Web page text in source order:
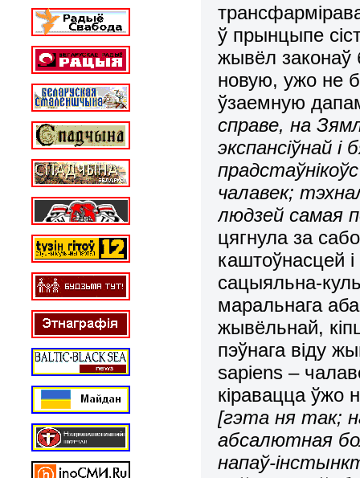
ў прынцыпе
жывёл законаў
новую, ужо не
ўзаемную
справе, на
экспансіўнай і
чалавек;
людзей самая
цягнула за
каштоўнасцей
сацыяльна-
маральнага
жывёльнай,
пэўнага віду
sapiens –
кіравацца ўжо
[гэта ня так;
абсалютная
напаў-